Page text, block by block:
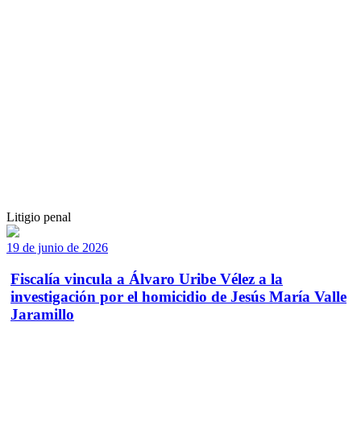
Litigio penal
19 de junio de 2026
Fiscalía vincula a Álvaro Uribe Vélez a la
investigación por el homicidio de Jesús María Valle
Jaramillo